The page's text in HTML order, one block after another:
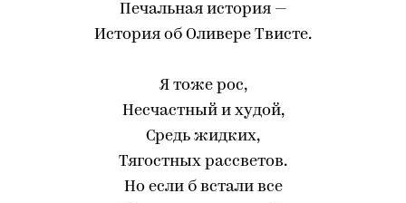
Печальная история —
История об Оливере Твисте.
Я тоже рос,
Несчастный и худой,
Средь жидких,
Тягостных рассветов.
Но если б встали все